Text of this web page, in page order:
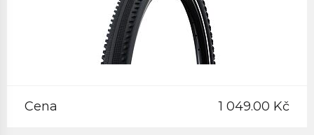
Cena 1 049.00 Kč